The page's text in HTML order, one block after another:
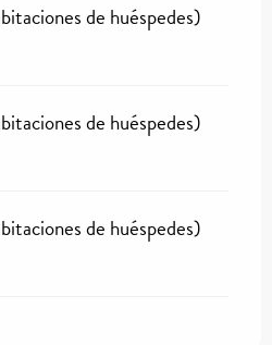
de huéspedes)
de huéspedes)
de huéspedes)